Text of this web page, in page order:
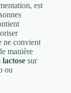
est
ne convient
manière
lactose sur
ou